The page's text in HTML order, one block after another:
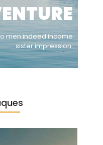
men indeed income
sister impression.